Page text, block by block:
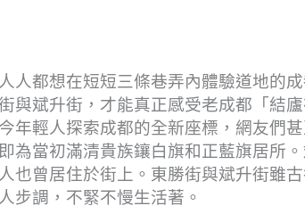
人都想在短短三條巷弄內體驗道地的
與斌升街，才能真正感受老成都「結
年輕人探索成都的全新座標，網友們
為當初滿清貴族鑲白旗和正藍旗居所
也曾居住於街上。東勝街與斌升街雖
步調，不緊不慢生活著。